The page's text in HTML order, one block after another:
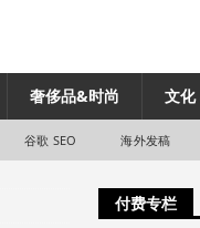
奢侈品&时尚 文
谷歌 SEO 海外发稿
付费专栏